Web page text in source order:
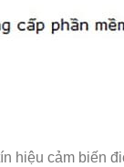
hiệu cảm